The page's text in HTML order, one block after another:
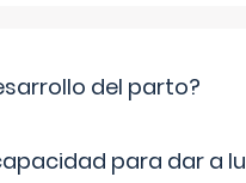
del parto?
para dar a